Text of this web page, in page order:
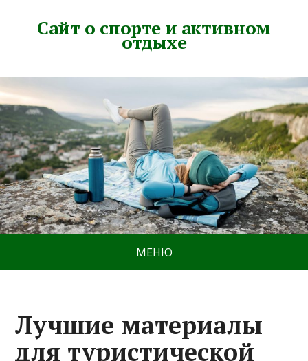
Сайт о спорте и активном
отдыхе
МЕНЮ
Лучшие материалы
для туристической